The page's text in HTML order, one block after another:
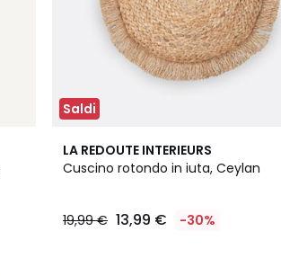
Saldi
LA REDOUTE INTERIEURS
Cuscino rotondo in iuta, Ceylan
19,99 € 13,99 € -30%
3,9
/ 5